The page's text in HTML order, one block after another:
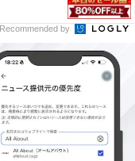
Recommended by